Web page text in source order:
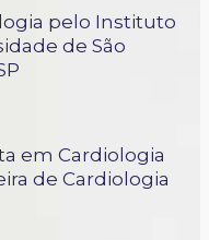
pelo Instituto
de São
em Cardiologia
de Cardiologia